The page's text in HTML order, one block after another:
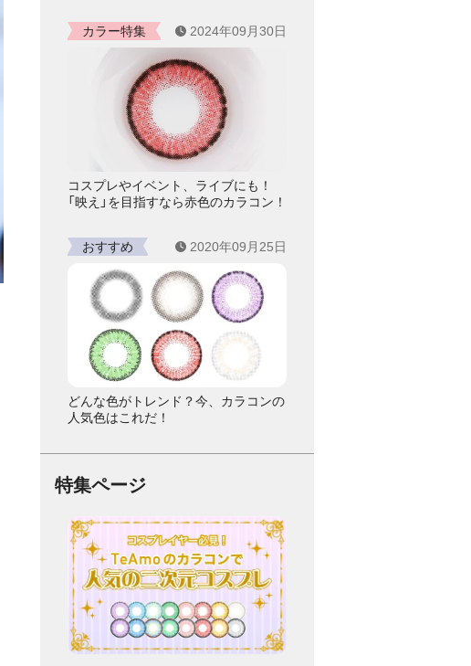
カラー特集 2024年09月30日
コスプレやイベント、ライブにも！
「映え」を目指すなら赤色のカラコン！
おすすめ 2020年09月25日
どんな色がトレンド？今、カラコンの
人気色はこれだ！
特集ページ